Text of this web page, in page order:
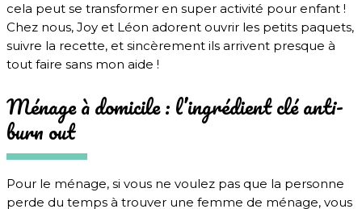
cela peut se transformer en super activité pour enfant !
Chez nous, Joy et Léon adorent ouvrir les petits paquets,
suivre la recette, et sincèrement ils arrivent presque à
tout faire sans mon aide !
Ménage à domicile : l’ingrédient clé anti-
burn out
Pour le ménage, si vous ne voulez pas que la personne
perde du temps à trouver une femme de ménage, vous